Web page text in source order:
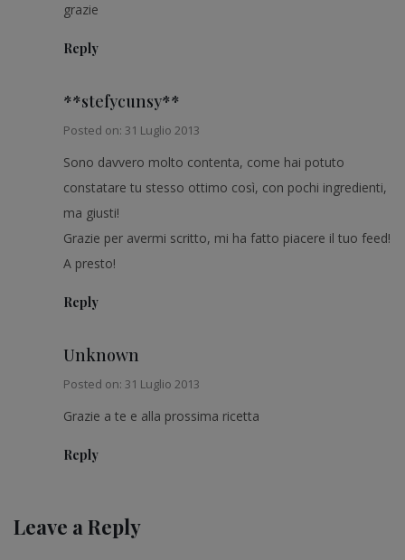
grazie
Reply
**stefycunsy**
Posted on: 31 Luglio 2013
Sono davvero molto contenta, come hai potuto
constatare tu stesso ottimo così, con pochi ingredienti,
ma giusti!
Grazie per avermi scritto, mi ha fatto piacere il tuo feed!
A presto!
Reply
Unknown
Posted on: 31 Luglio 2013
Grazie a te e alla prossima ricetta
Reply
Leave a Reply